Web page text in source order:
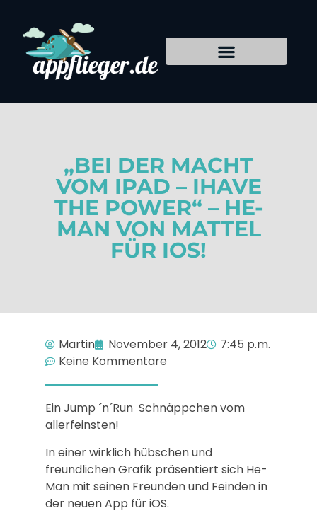
„BEI DER MACHT
VOM IPAD – IHAVE
THE POWER“ – HE-
MAN VON MATTEL
FÜR IOS!
Martin November 4, 2012
7:45 p.m.
Keine Kommentare
Ein Jump ´n´Run Schnäppchen vom
allerfeinsten!
In einer wirklich hübschen und
freundlichen Grafik präsentiert sich He-
Man mit seinen Freunden und Feinden in
der neuen App für iOS.